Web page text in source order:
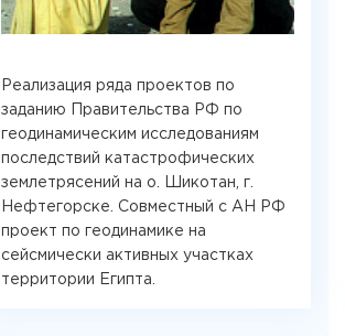
Реализация ряда проектов по
заданию Правительства РФ по
геодинамическим исследованиям
последствий катастрофических
землетрясений на о. Шикотан, г.
Нефтегорске. Совместный с АН РФ
проект по геодинамике на
сейсмически активных участках
территории Египта.